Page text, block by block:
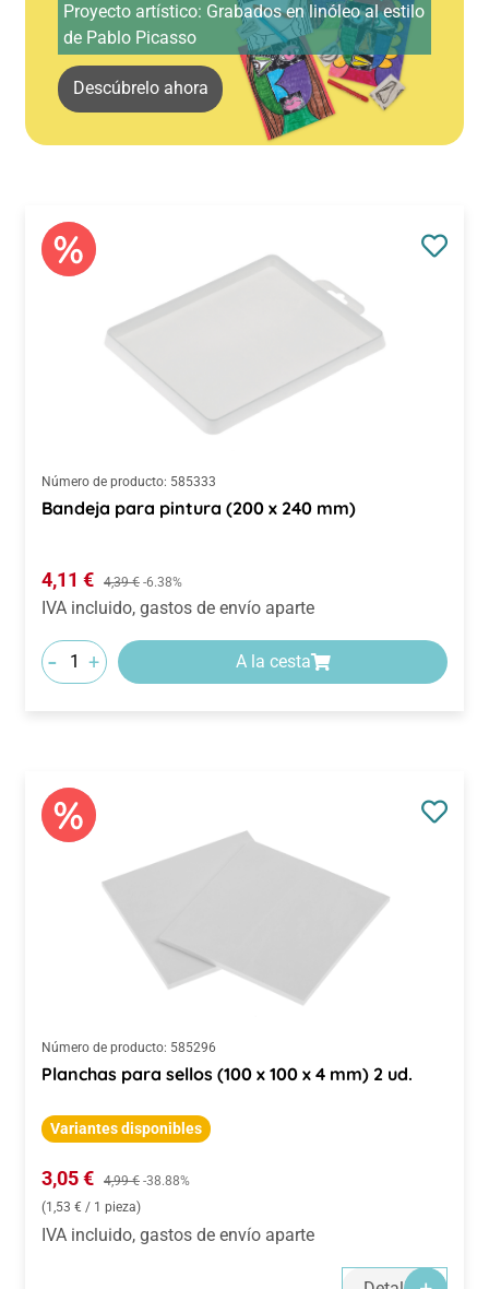
Proyecto artístico: Grabados en linóleo al estilo
de Pablo Picasso
Descúbrelo ahora
Número de producto: 585333
Bandeja para pintura (200 x 240 mm)
Precio de venta:
4,11 € Precio normal:
4,39 € -6.38%
IVA incluido, gastos de envío aparte
- + A la cesta
Número de producto: 585296
Planchas para sellos (100 x 100 x 4 mm) 2 ud.
Variantes disponibles
Precio de venta:
3,05 € Precio normal:
4,99 € -38.88%
(1,53 € / 1 pieza)
IVA incluido, gastos de envío aparte